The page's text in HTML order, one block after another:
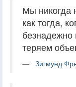
Мы никогда
как тогда,
безнадежно
теряем
Зигмунд